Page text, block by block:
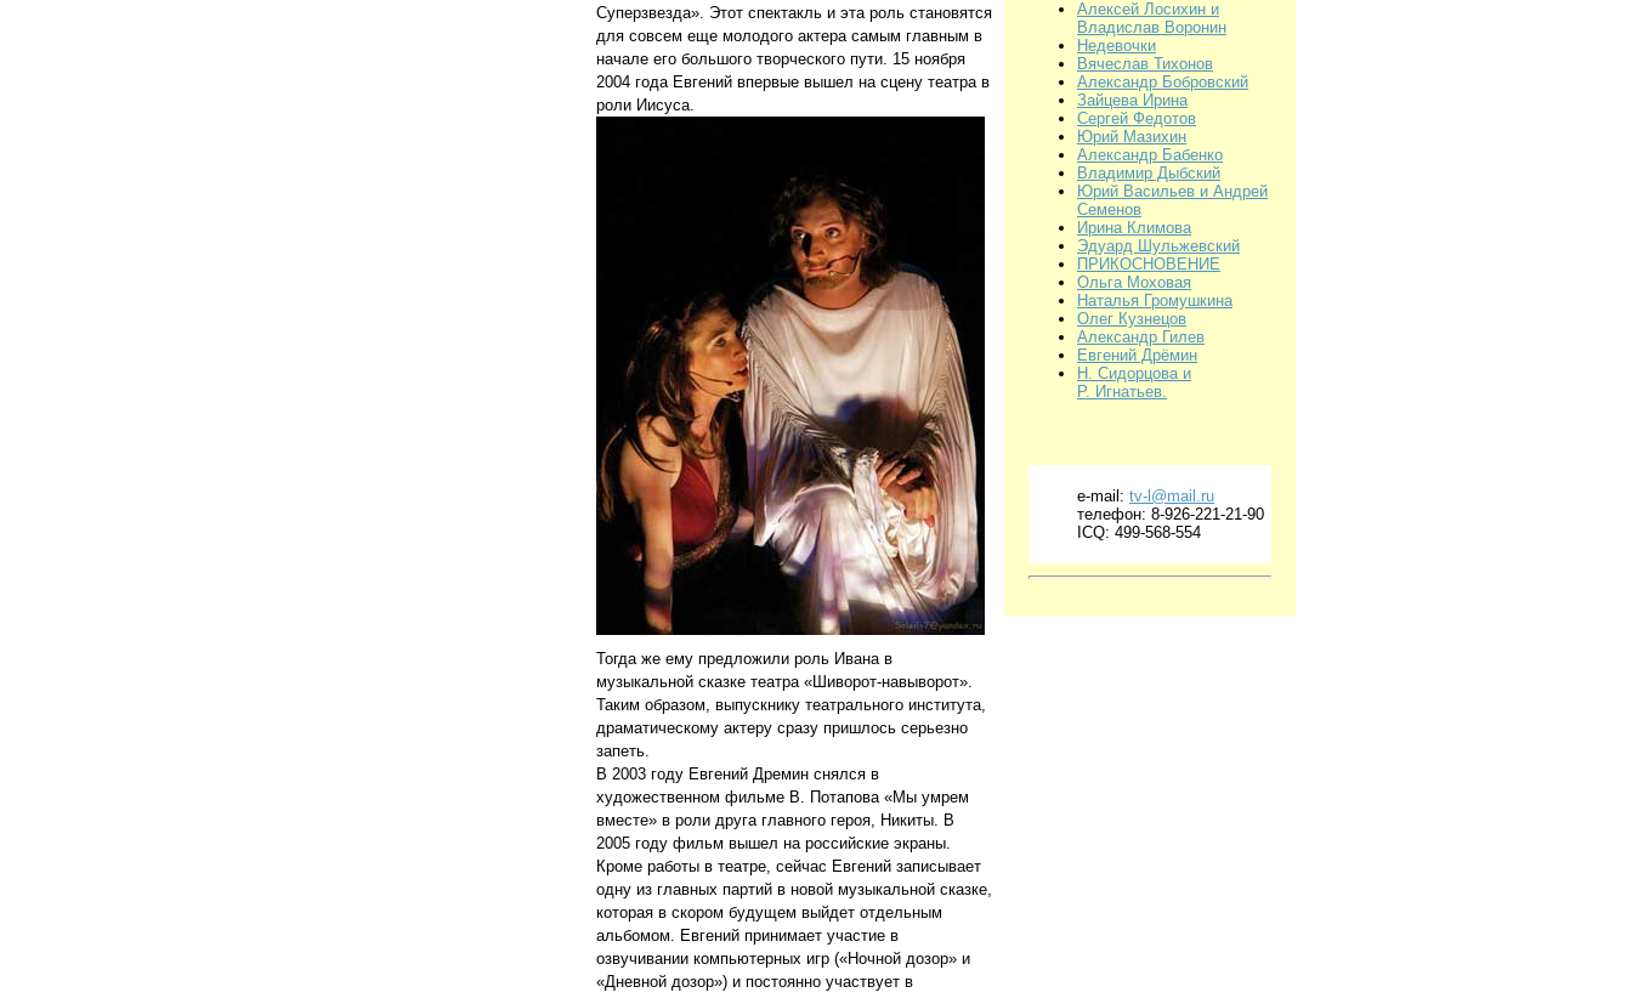
Суперзвезда». Этот спектакль и эта роль становятся
для совсем еще молодого актера самым главным в
начале его большого творческого пути. 15 ноября
2004 года Евгений впервые вышел на сцену театра в
роли Иисуса.
Тогда же ему предложили роль Ивана в
музыкальной сказке театра «Шиворот-навыворот».
Таким образом, выпускнику театрального института,
драматическому актеру сразу пришлось серьезно
запеть.
В 2003 году Евгений Дремин снялся в
художественном фильме В. Потапова «Мы умрем
вместе» в роли друга главного героя, Никиты. В
2005 году фильм вышел на российские экраны.
Кроме работы в театре, сейчас Евгений записывает
одну из главных партий в новой музыкальной сказке,
которая в скором будущем выйдет отдельным
альбомом. Евгений принимает участие в
озвучивании компьютерных игр («Ночной дозор» и
«Дневной дозор») и постоянно участвует в
Алексей Лосихин и
Владислав Воронин
Недевочки
Вячеслав Тихонов
Александр Бобровский
Зайцева Ирина
Сергей Федотов
Юрий Мазихин
Александр Бабенко
Владимир Дыбский
Юрий Васильев и Андрей
Семенов
Ирина Климова
Эдуард Шульжевский
ПРИКОСНОВЕНИЕ
Ольга Моховая
Наталья Громушкина
Олег Кузнецов
Александр Гилев
Евгений Дрёмин
Н. Сидорцова и
Р. Игнатьев.
e-mail: tv-l@mail.ru
телефон: 8-926-221-21-90
ICQ: 499-568-554